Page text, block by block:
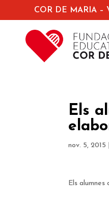
COR DE MARIA –
Els
nov. 5, 2015
Els